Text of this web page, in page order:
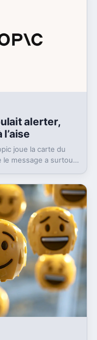
alerter,
joue la carte du
le message a surtout